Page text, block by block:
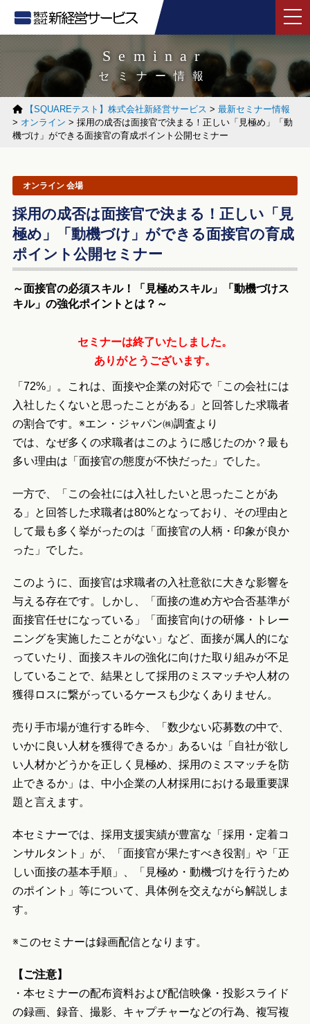
Seminar
セミナー情報
【SQUAREテスト】株式会社新経営サービス > 最新セミナー情報
> オンライン > 採用の成否は面接官で決まる！正しい「見極め」「動
機づけ」ができる面接官の育成ポイント公開セミナー
オンライン 会場
採用の成否は面接官で決まる！正しい「見
極め」「動機づけ」ができる面接官の育成
ポイント公開セミナー
～面接官の必須スキル！「見極めスキル」「動機づけス
キル」の強化ポイントとは？～
セミナーは終了いたしました。
ありがとうございます。
「72%」。これは、面接や企業の対応で「この会社には
入社したくないと思ったことがある」と回答した求職者
の割合です。※エン・ジャパン㈱調査より
では、なぜ多くの求職者はこのように感じたのか？最も
多い理由は「面接官の態度が不快だった」でした。
一方で、「この会社には入社したいと思ったことがあ
る」と回答した求職者は80%となっており、その理由と
して最も多く挙がったのは「面接官の人柄・印象が良か
った」でした。
このように、面接官は求職者の入社意欲に大きな影響を
与える存在です。しかし、「面接の進め方や合否基準が
面接官任せになっている」「面接官向けの研修・トレー
ニングを実施したことがない」など、面接が属人的にな
っていたり、面接スキルの強化に向けた取り組みが不足
していることで、結果として採用のミスマッチや人材の
獲得ロスに繋がっているケースも少なくありません。
売り手市場が進行する昨今、「数少ない応募数の中で、
いかに良い人材を獲得できるか」あるいは「自社が欲し
い人材かどうかを正しく見極め、採用のミスマッチを防
止できるか」は、中小企業の人材採用における最重要課
題と言えます。
本セミナーでは、採用支援実績が豊富な「採用・定着コ
ンサルタント」が、「面接官が果たすべき役割」や「正
しい面接の基本手順」、「見極め・動機づけを行うため
のポイント」等について、具体例を交えながら解説しま
す。
※このセミナーは録画配信となります。
【ご注意】
・本セミナーの配布資料および配信映像・投影スライド
の録画、録音、撮影、キャプチャーなどの行為、複写複